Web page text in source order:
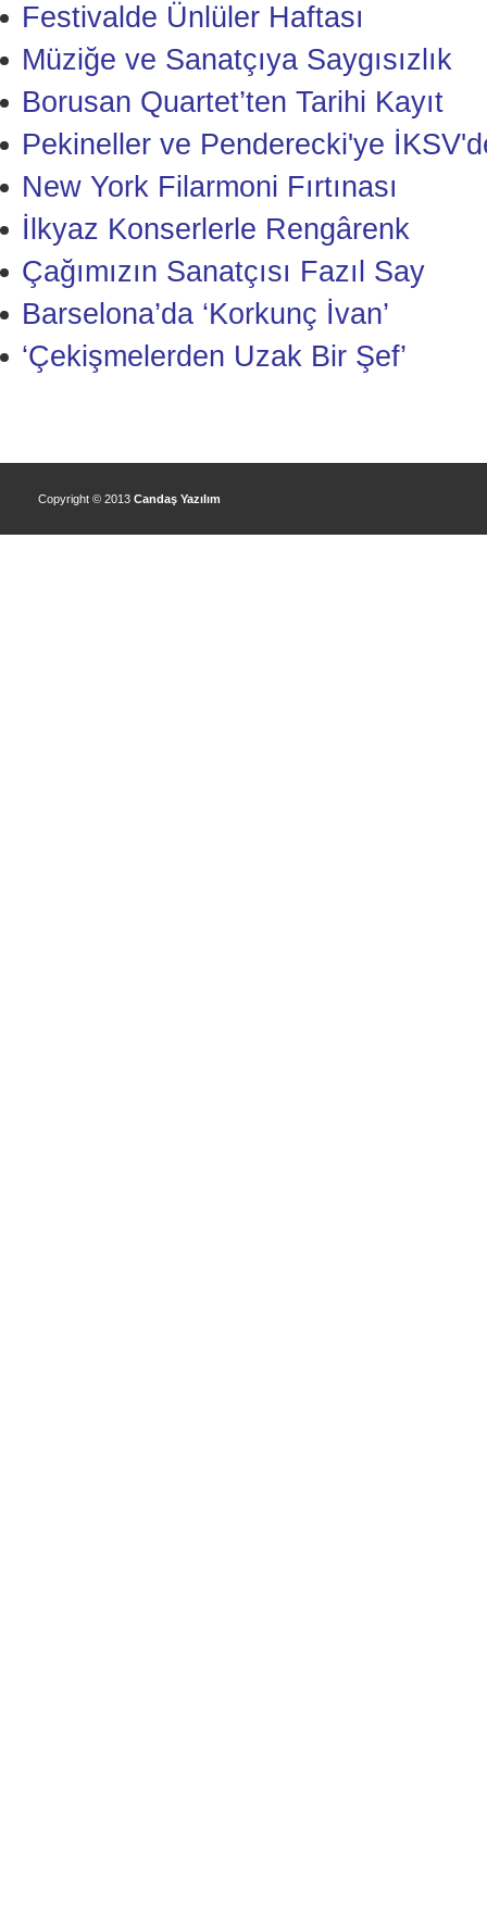
Festivalde Ünlüler Haftası
Müziğe ve Sanatçıya Saygısızlık
Borusan Quartet’ten Tarihi Kayıt
Pekineller ve Penderecki'ye
New York Filarmoni Fırtınası
İlkyaz Konserlerle Rengârenk
Çağımızın Sanatçısı Fazıl Say
Barselona’da ‘Korkunç İvan’
‘Çekişmelerden Uzak Bir Şef’
Copyright © 2013 Candaş Yazılım